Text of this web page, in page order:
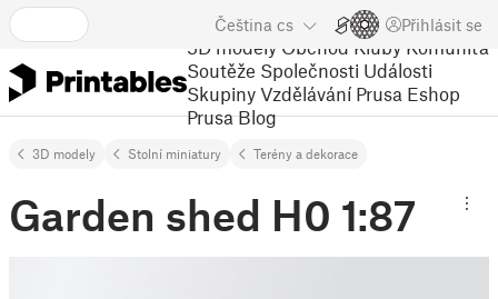
Čeština cs Přihlásit se
3D modely Obchod Kluby Komunita
Soutěže Společnosti Události
Skupiny Vzdělávání Prusa Eshop
Prusa Blog
3D modely Stolní miniatury Terény a dekorace
Garden shed H0 1:87